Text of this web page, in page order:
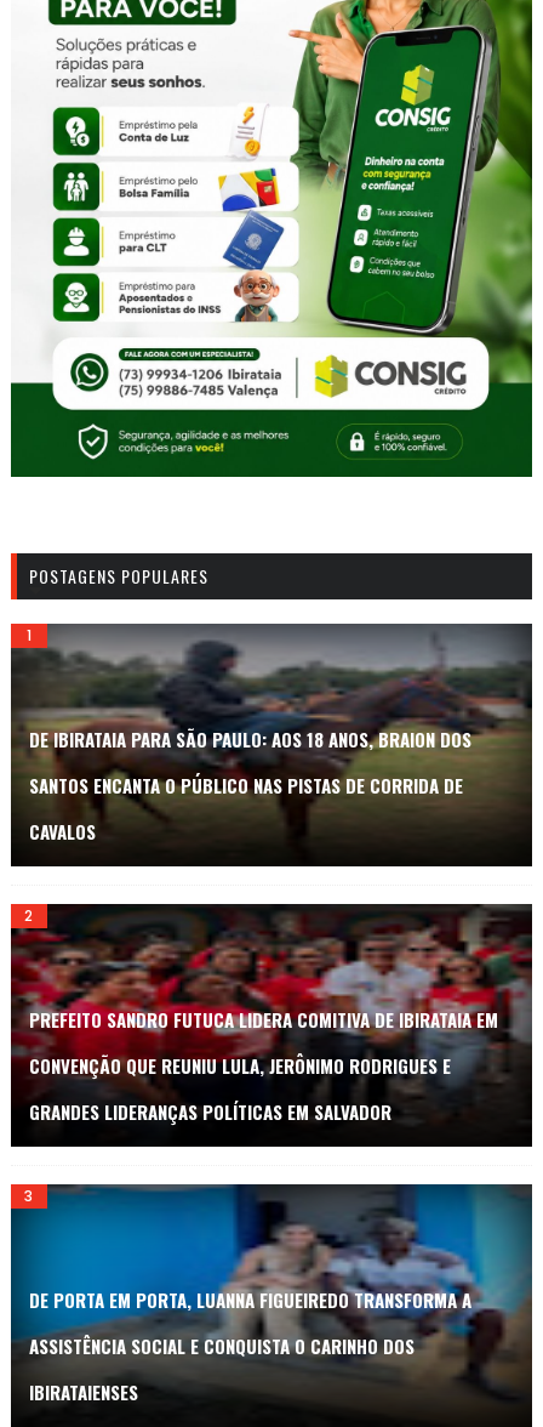
POSTAGENS POPULARES
DE IBIRATAIA PARA SÃO PAULO: AOS 18 ANOS, BRAION DOS
SANTOS ENCANTA O PÚBLICO NAS PISTAS DE CORRIDA DE
CAVALOS
PREFEITO SANDRO FUTUCA LIDERA COMITIVA DE IBIRATAIA EM
CONVENÇÃO QUE REUNIU LULA, JERÔNIMO RODRIGUES E
GRANDES LIDERANÇAS POLÍTICAS EM SALVADOR
DE PORTA EM PORTA, LUANNA FIGUEIREDO TRANSFORMA A
ASSISTÊNCIA SOCIAL E CONQUISTA O CARINHO DOS
IBIRATAIENSES